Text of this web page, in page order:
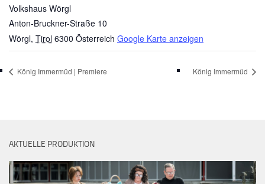
Volkshaus Wörgl
Anton-Bruckner-Straße 10
Wörgl, Tirol 6300 Österreich Google Karte anzeigen
König Immermüd | Premiere König Immermüd
AKTUELLE PRODUKTION